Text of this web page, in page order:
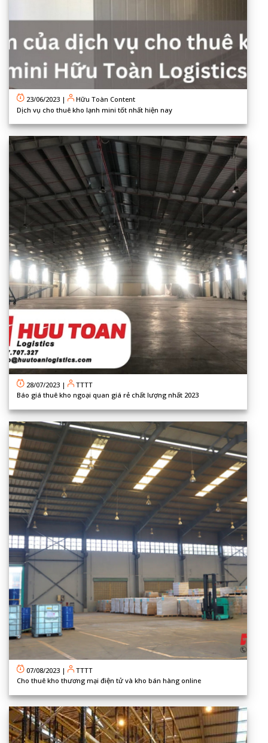
23/06/2023 |
Hữu Toàn Content
Dịch vụ cho thuê kho lạnh mini tốt nhất hiện nay
28/07/2023 |
TTTT
Báo giá thuê kho ngoại quan giá rẻ chất lượng nhất 2023
07/08/2023 |
TTTT
Cho thuê kho thương mại điện tử và kho bán hàng online